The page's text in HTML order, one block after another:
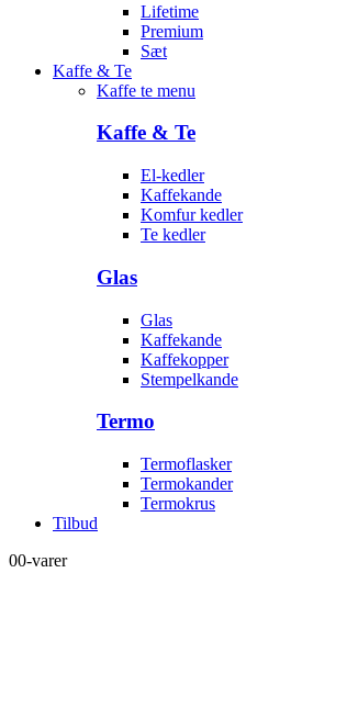
Lifetime
Premium
Sæt
Kaffe & Te
Kaffe te menu
Kaffe & Te
El-kedler
Kaffekande
Komfur kedler
Te kedler
Glas
Glas
Kaffekande
Kaffekopper
Stempelkande
Termo
Termoflasker
Termokander
Termokrus
Tilbud
00-varer